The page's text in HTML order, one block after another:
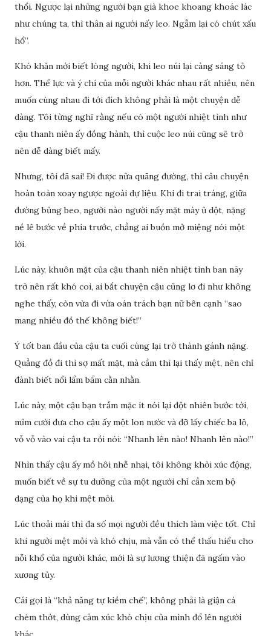
thổi. Ngược lại những người bạn già khoe khoang khoác lác
như chúng ta, thì thân ai người nấy leo. Ngẫm lại có chút xấu
hổ”.
Khó khăn mới biết lòng người, khi leo núi lại càng sáng tỏ
hơn. Thể lực và ý chí của mỗi người khác nhau rất nhiều, nên
muốn cùng nhau đi tới đích không phải là một chuyện dễ
dàng. Tôi từng nghĩ rằng nếu có một người nhiệt tình như
cậu thanh niên ấy đồng hành, thì cuộc leo núi cũng sẽ trở
nên dễ dàng biết mấy.
Nhưng, tôi đã sai! Đi được nửa quãng đường, thì câu chuyện
hoàn toàn xoay ngược ngoài dự liệu. Khi đi trai tráng, giữa
đường bủng beo, người nào người nấy mặt mày ủ dột, nặng
nề lê bước về phía trước, chẳng ai buồn mở miệng nói một
lời.
Lúc này, khuôn mặt của cậu thanh niên nhiệt tình ban nãy
trở nên rất khó coi, ai bắt chuyện cậu cũng lơ đi như không
nghe thấy, còn vừa đi vừa oán trách bạn nữ bên cạnh “sao
mang nhiều đồ thế không biết!”
Ý tốt ban đầu của cậu ta cuối cùng lại trở thành gánh nặng.
Quẳng đồ đi thì sợ mất mặt, mà cầm thì lại thấy mệt, nên chỉ
đành biết nổi lẩm bẩm cằn nhằn.
Lúc này, một cậu bạn trầm mặc ít nói lại đột nhiên bước tới,
mỉm cười đưa cho cậu ấy một lon nước và đỡ lấy chiếc ba lô,
vỗ vỗ vào vai cậu ta rồi nói: “Nhanh lên nào! Nhanh lên nào!”
Nhìn thấy cậu ấy mồ hôi nhễ nhại, tôi không khỏi xúc động,
muốn biết về sự tu dưỡng của một người chỉ cần xem bộ
dạng của họ khi mệt mỏi.
Lúc thoải mái thì đa số mọi người đều thích làm việc tốt. Chỉ
khi người mệt mỏi và khó chịu, mà vẫn có thể thấu hiểu cho
nỗi khổ của người khác, mới là sự lương thiện đã ngấm vào
xương tủy.
Cái gọi là “khả năng tự kiềm chế”, không phải là giận cá
chém thớt, dùng cảm xúc khó chịu của mình đổ lên người